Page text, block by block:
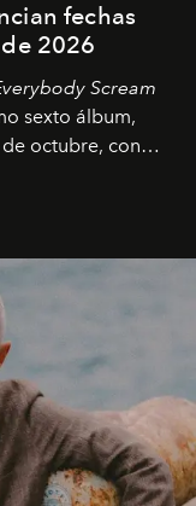
fechas
2026
Scream
sexto álbum,
octubre, con
del próximo